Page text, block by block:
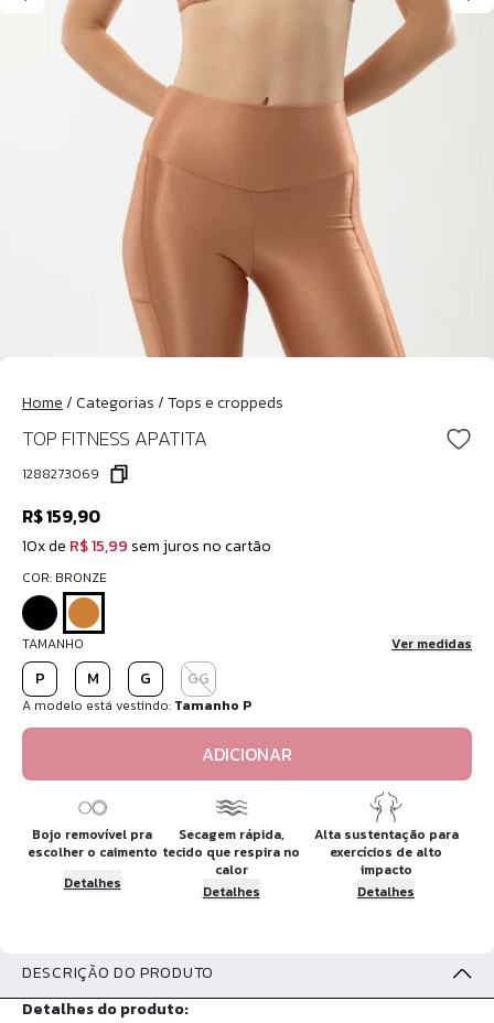
Home/Categorias/Tops e croppeds
TOP FITNESS APATITA
1288273069
R$ 159,90
10x de R$ 15,99 sem juros no cartão
COR: BRONZE
TAMANHO Ver medidas
P M G GG
A modelo está vestindo: Tamanho P
ADICIONAR
Bojo removível pra
escolher o caimento
Detalhes
Secagem rápida,
tecido que respira no
calor
Detalhes
Alta sustentação para
exercícios de alto
impacto
Detalhes
DESCRIÇÃO DO PRODUTO
Detalhes do produto: